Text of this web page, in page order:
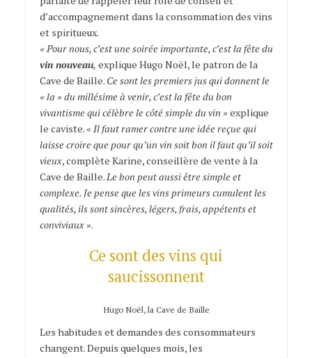
d’accompagnement dans la consommation des vins
et spiritueux.
« Pour nous, c’est une soirée importante, c’est la fête du
vin nouveau, explique Hugo Noël, le patron de la
Cave de Baille. Ce sont les premiers jus qui donnent le
« la » du millésime à venir, c’est la fête du bon
vivantisme qui célèbre le côté simple du vin »explique
le caviste. « Il faut ramer contre une idée reçue qui
laisse croire que pour qu’un vin soit bon il faut qu’il soit
vieux, complète Karine, conseillère de vente à la
Cave de Baille.Le bon peut aussi être simple et
complexe. Je pense que les vins primeurs cumulent les
qualités, ils sont sincères, légers, frais, appétents et
conviviaux».
Ce sont des vins qui
saucissonnent
Hugo Noël, la Cave de Baille
Les habitudes et demandes des consommateurs
changent. Depuis quelques mois, les